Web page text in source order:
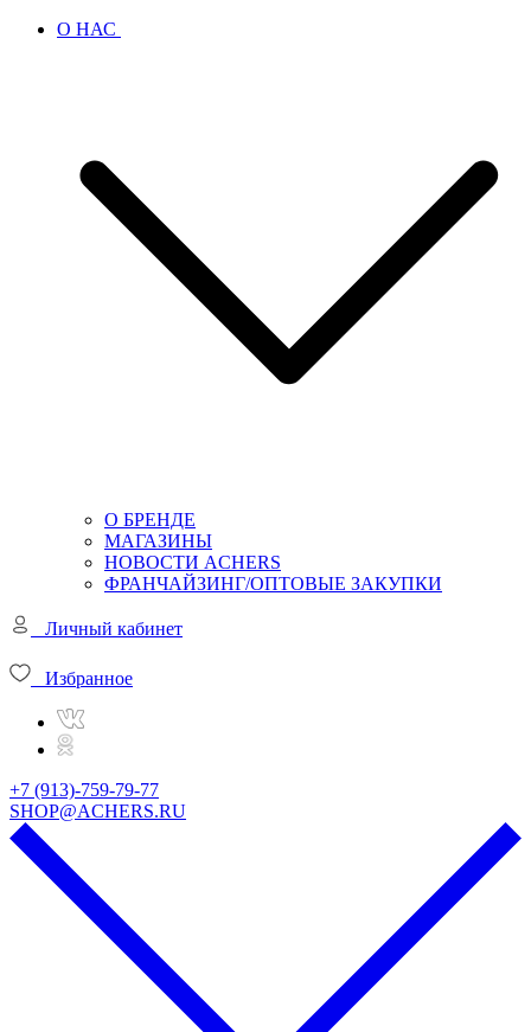
О НАС
О БРЕНДЕ
МАГАЗИНЫ
НОВОСТИ ACHERS
ФРАНЧАЙЗИНГ/ОПТОВЫЕ ЗАКУПКИ
Личный кабинет
Избранное
+7 (913)-759-79-77
SHOP@ACHERS.RU